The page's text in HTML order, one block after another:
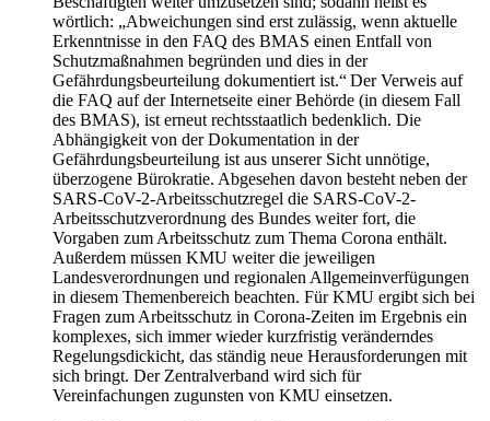
wörtlich: „Abweichungen sind erst zulässig, wenn aktuelle
Erkenntnisse in den FAQ des BMAS einen Entfall von
Schutzmaßnahmen begründen und dies in der
Gefährdungsbeurteilung dokumentiert ist.“ Der Verweis auf
die FAQ auf der Internetseite einer Behörde (in diesem Fall
des BMAS), ist erneut rechtsstaatlich bedenklich. Die
Abhängigkeit von der Dokumentation in der
Gefährdungsbeurteilung ist aus unserer Sicht unnötige,
überzogene Bürokratie. Abgesehen davon besteht neben der
SARS-CoV-2-Arbeitsschutzregel die SARS-CoV-2-
Arbeitsschutzverordnung des Bundes weiter fort, die
Vorgaben zum Arbeitsschutz zum Thema Corona enthält.
Außerdem müssen KMU weiter die jeweiligen
Landesverordnungen und regionalen Allgemeinverfügungen
in diesem Themenbereich beachten. Für KMU ergibt sich bei
Fragen zum Arbeitsschutz in Corona-Zeiten im Ergebnis ein
komplexes, sich immer wieder kurzfristig veränderndes
Regelungsdickicht, das ständig neue Herausforderungen mit
sich bringt. Der Zentralverband wird sich für
Vereinfachungen zugunsten von KMU einsetzen.